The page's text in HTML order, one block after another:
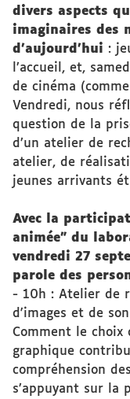
divers aspects
imaginaires des
d'aujourd'hui :
l’accueil, et,
de cinéma
Vendredi, nous
question de la
d’un atelier de
atelier, de
jeunes arrivants
Avec la
animée" du
vendredi 27
parole des
- 10h : Atelier de
d'images et de
Comment le choix
graphique
compréhension
s’appuyant sur la